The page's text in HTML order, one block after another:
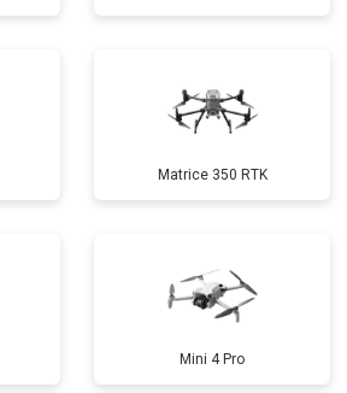
Matrice 350 RTK
Mini 4 Pro